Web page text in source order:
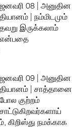
ஜனவரி 08 | அனுதின
தியானம் | நம்மிடமும்
தவறு இருக்கலாம்
என்பதை
ஜனவரி 09 | அனுதின
தியானம் | சாத்தானை
போல குற்றம்
சாட்டுகிறவர்களாய்
கிறிஸ்து நமக்காக